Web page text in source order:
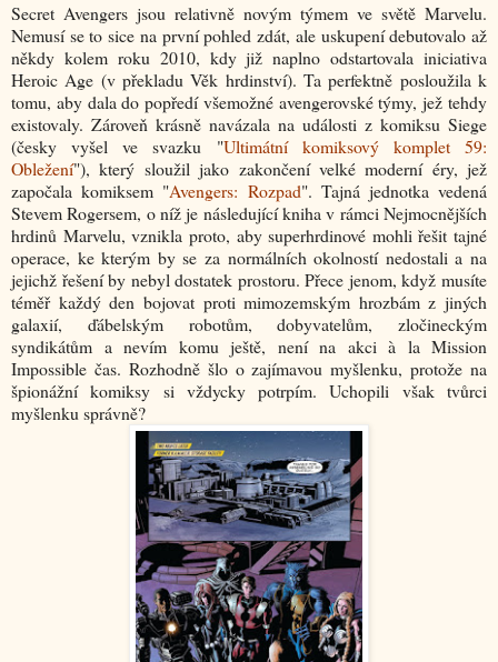
Secret Avengers jsou relativně novým týmem ve světě Marvelu.
Nemusí se to sice na první pohled zdát, ale uskupení debutovalo až
někdy kolem roku 2010, kdy již naplno odstartovala iniciativa
Heroic Age (v překladu Věk hrdinství). Ta perfektně posloužila k
tomu, aby dala do popředí všemožné avengerovské týmy, jež tehdy
existovaly. Zároveň krásně navázala na události z komiksu Siege
(česky vyšel ve svazku "Ultimátní komiksový komplet 59:
Obležení"), který sloužil jako zakončení velké moderní éry, jež
započala komiksem "Avengers: Rozpad". Tajná jednotka vedená
Stevem Rogersem, o níž je následující kniha v rámci Nejmocnějších
hrdinů Marvelu, vznikla proto, aby superhrdinové mohli řešit tajné
operace, ke kterým by se za normálních okolností nedostali a na
jejichž řešení by nebyl dostatek prostoru. Přece jenom, když musíte
téměř každý den bojovat proti mimozemským hrozbám z jiných
galaxií, ďábelským robotům, dobyvatelům, zločineckým
syndikátům a nevím komu ještě, není na akci à la Mission
Impossible čas. Rozhodně šlo o zajímavou myšlenku, protože na
špionážní komiksy si vždycky potrpím. Uchopili však tvůrci
myšlenku správně?